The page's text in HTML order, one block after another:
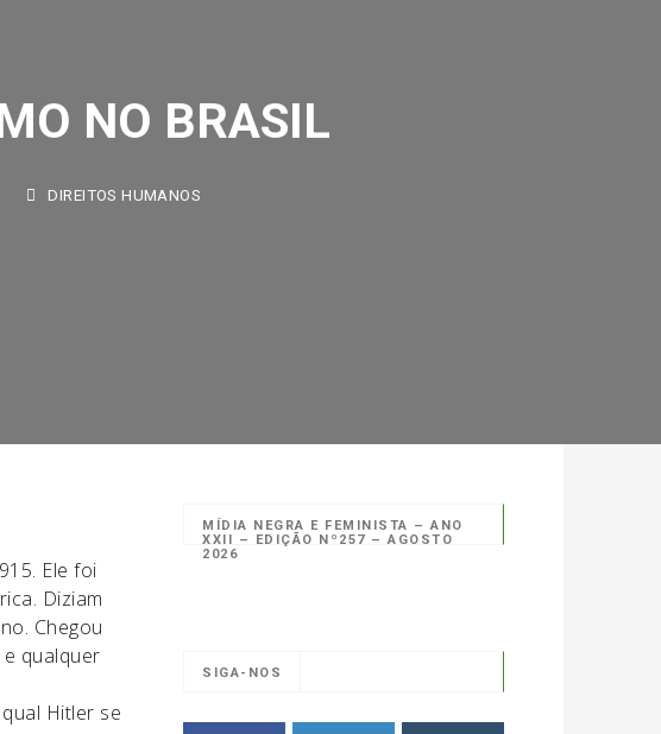
NO BRASIL
Ele foi
Diziam
Chegou
qualquer
Hitler se
MÍDIA NEGRA E FEMINISTA – ANO
XXII – EDIÇÃO Nº257 – AGOSTO
2026
SIGA-NOS